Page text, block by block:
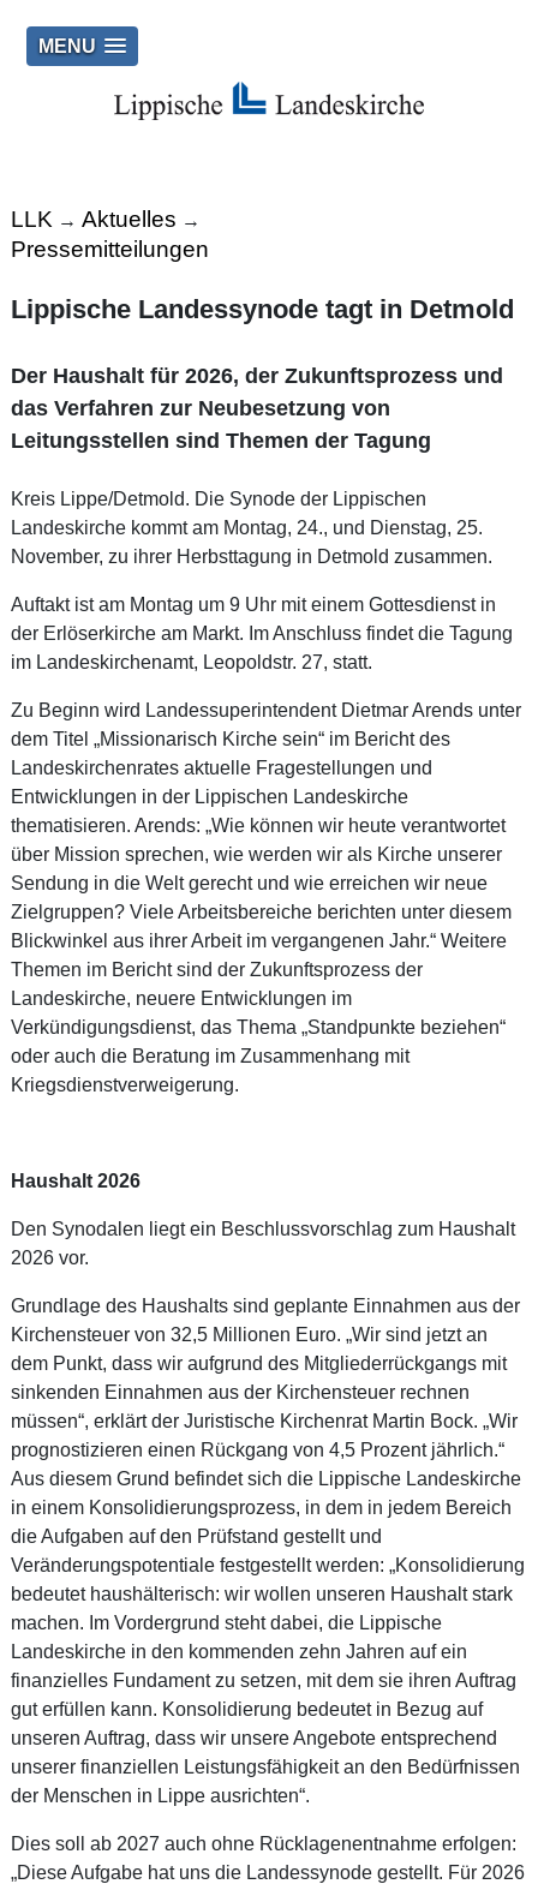
MENU
LLK → Aktuelles →
Pressemitteilungen
Lippische Landessynode tagt in Detmold
Der Haushalt für 2026, der Zukunftsprozess und
das Verfahren zur Neubesetzung von
Leitungsstellen sind Themen der Tagung
Kreis Lippe/Detmold. Die Synode der Lippischen
Landeskirche kommt am Montag, 24., und Dienstag, 25.
November, zu ihrer Herbsttagung in Detmold zusammen.
Auftakt ist am Montag um 9 Uhr mit einem Gottesdienst in
der Erlöserkirche am Markt. Im Anschluss findet die Tagung
im Landeskirchenamt, Leopoldstr. 27, statt.
Zu Beginn wird Landessuperintendent Dietmar Arends unter
dem Titel „Missionarisch Kirche sein“ im Bericht des
Landeskirchenrates aktuelle Fragestellungen und
Entwicklungen in der Lippischen Landeskirche
thematisieren. Arends: „Wie können wir heute verantwortet
über Mission sprechen, wie werden wir als Kirche unserer
Sendung in die Welt gerecht und wie erreichen wir neue
Zielgruppen? Viele Arbeitsbereiche berichten unter diesem
Blickwinkel aus ihrer Arbeit im vergangenen Jahr.“ Weitere
Themen im Bericht sind der Zukunftsprozess der
Landeskirche, neuere Entwicklungen im
Verkündigungsdienst, das Thema „Standpunkte beziehen“
oder auch die Beratung im Zusammenhang mit
Kriegsdienstverweigerung.
Haushalt 2026
Den Synodalen liegt ein Beschlussvorschlag zum Haushalt
2026 vor.
Grundlage des Haushalts sind geplante Einnahmen aus der
Kirchensteuer von 32,5 Millionen Euro. „Wir sind jetzt an
dem Punkt, dass wir aufgrund des Mitgliederrückgangs mit
sinkenden Einnahmen aus der Kirchensteuer rechnen
müssen“, erklärt der Juristische Kirchenrat Martin Bock. „Wir
prognostizieren einen Rückgang von 4,5 Prozent jährlich.“
Aus diesem Grund befindet sich die Lippische Landeskirche
in einem Konsolidierungsprozess, in dem in jedem Bereich
die Aufgaben auf den Prüfstand gestellt und
Veränderungspotentiale festgestellt werden: „Konsolidierung
bedeutet haushälterisch: wir wollen unseren Haushalt stark
machen. Im Vordergrund steht dabei, die Lippische
Landeskirche in den kommenden zehn Jahren auf ein
finanzielles Fundament zu setzen, mit dem sie ihren Auftrag
gut erfüllen kann. Konsolidierung bedeutet in Bezug auf
unseren Auftrag, dass wir unsere Angebote entsprechend
unserer finanziellen Leistungsfähigkeit an den Bedürfnissen
der Menschen in Lippe ausrichten“.
Dies soll ab 2027 auch ohne Rücklagenentnahme erfolgen:
„Diese Aufgabe hat uns die Landessynode gestellt. Für 2026